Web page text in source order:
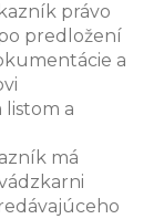
právo
predložení
a
a
má